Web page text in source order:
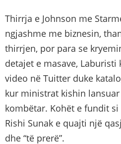
Thirrja e Johnson me
ngjashme me biznesin,
thirrjen, por para se
detajet e masave,
video në Tuitter duke
kur ministrat kishin
kombëtar. Kohët e fundit si
Rishi Sunak e quajti një
dhe “të prerë”.